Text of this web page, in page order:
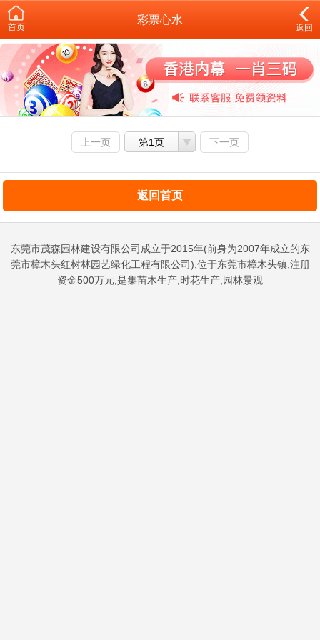
首页
彩票心水
返回
上一页 第1页 下一页
返回首页
东莞市茂森园林建设有限公司成立于2015年(前身为2007年成立的东
莞市樟木头红树林园艺绿化工程有限公司),位于东莞市樟木头镇,注册
资金500万元,是集苗木生产,时花生产,园林景观